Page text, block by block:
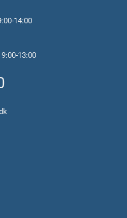
14:00
13:00